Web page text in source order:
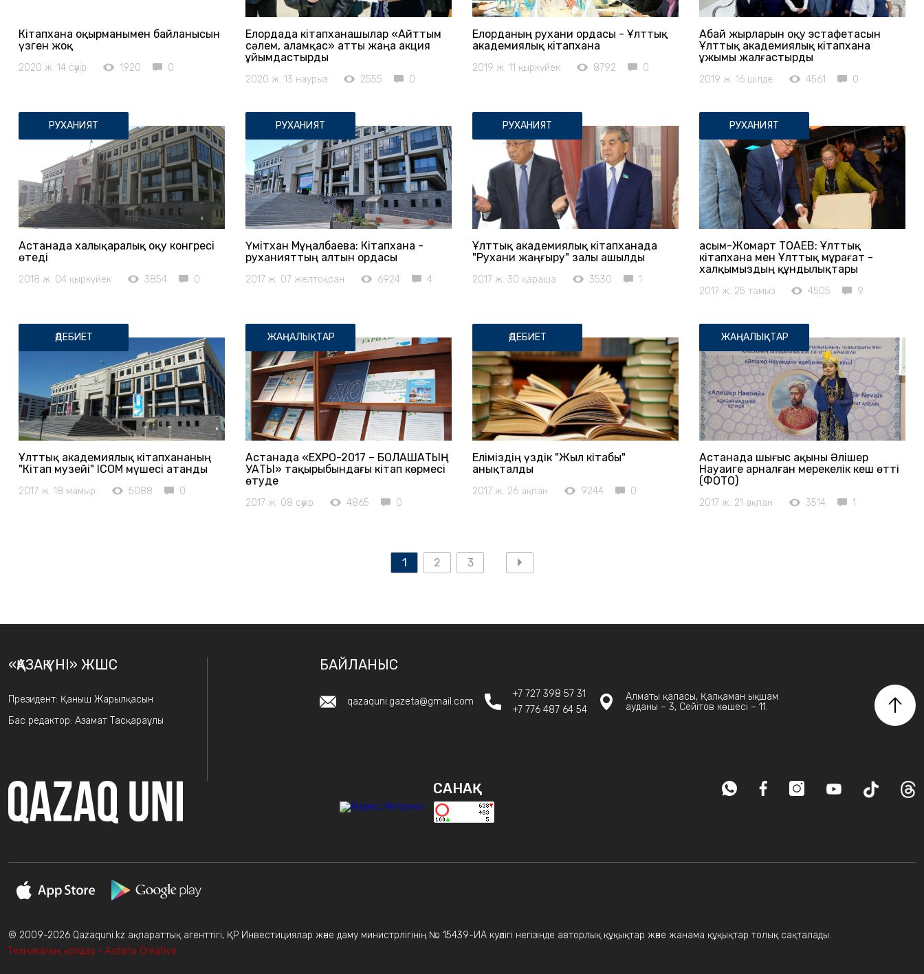
Кітапхана оқырманымен байланысын
үзген жоқ
2020 ж. 14 сәуір 1920 0
Елордада кітапханашылар «Айттым
сәлем, Қаламқас» атты жаңа акция
ұйымдастырды
2020 ж. 13 наурыз 2555 0
Елорданың рухани ордасы - Ұлттық
академиялық кітапхана
2019 ж. 11 қыркүйек 8792 0
Абай жырларын оқу эстафетасын
Ұлттық академиялық кітапхана
ұжымы жалғастырды
2019 ж. 16 шілде 4561 0
РУХАНИЯТ
Астанада халықаралық оқу конгресі
өтеді
2018 ж. 04 қыркүйек 3854 0
РУХАНИЯТ
Үмітхан Мұңалбаева: Кітапхана -
руханияттың алтын ордасы
2017 ж. 07 желтоқсан 6924 4
РУХАНИЯТ
Ұлттық академиялық кітапханада
"Рухани жаңғыру" залы ашылды
2017 ж. 30 қараша 3530 1
РУХАНИЯТ
Қасым-Жомарт ТОҚАЕВ: Ұлттық
кітапхана мен Ұлттық мұрағат -
халқымыздың құндылықтары
2017 ж. 25 тамыз 4505 9
ӘДЕБИЕТ
Ұлттық академиялық кітапхананың
"Кітап музейі" ICOM мүшесі атанды
2017 ж. 18 мамыр 5088 0
ЖАҢАЛЫҚТАР
Астанада «EXPO-2017 – БОЛАШАҚТЫҢ
ҚУАТЫ» тақырыбындағы кітап көрмесі
өтуде
2017 ж. 08 сәуір 4865 0
ӘДЕБИЕТ
Еліміздің үздік "Жыл кітабы"
анықталды
2017 ж. 26 ақпан 9244 0
ЖАҢАЛЫҚТАР
Астанада шығыс ақыны Әлішер
Науаиге арналған мерекелік кеш өтті
(ФОТО)
2017 ж. 21 ақпан 3514 1
1 2 3
«ҚАЗАҚ ҮНІ» ЖШС
Президент: Қаныш Жарылқасын
Бас редактор: Азамат Тасқараұлы
БАЙЛАНЫС
qazaquni.gazeta@gmail.com
+7 727 398 57 31
+7 776 487 64 54
Алматы қаласы, Қалқаман ықшам
ауданы – 3, Сейітов көшесі – 11.
САНАҚ
© 2009-2026 Qazaquni.kz ақпараттық агенттігі, ҚР Инвестициялар және даму министрлігінің № 15439-ИА куәлігі негізінде авторлық құқықтар және жанама құқықтар толық сақталады.
Техникалық қолдау - Astana Creative